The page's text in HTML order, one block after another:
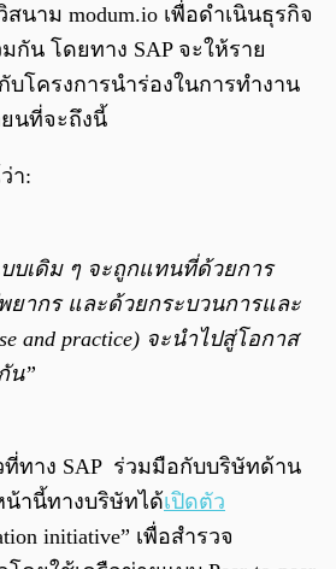
นาม modum.io เพื่อดำเนินธุรกิจ
มกัน โดยทาง SAP จะให้ราย
บโครงการนำร่องในการทำงาน
นที่จะถึงนี้
า:
บเดิม ๆ จะถูกแทนที่ด้วยการ
ยากร และด้วยกระบวนการและ
and practice) จะนำไปสู่โอกาส
น”
ที่ทาง SAP ร่วมมือกับบริษัทด้าน
น้านี้ทางบริษัทได้เปิดตัว
initiative” เพื่อสำรวจ